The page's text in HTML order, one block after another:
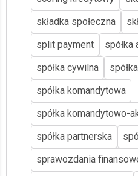
składka społeczna
split payment
spółka
spółka cywilna
spółka komandytowa
spółka komandytowo-
spółka partnerska
sprawozdania